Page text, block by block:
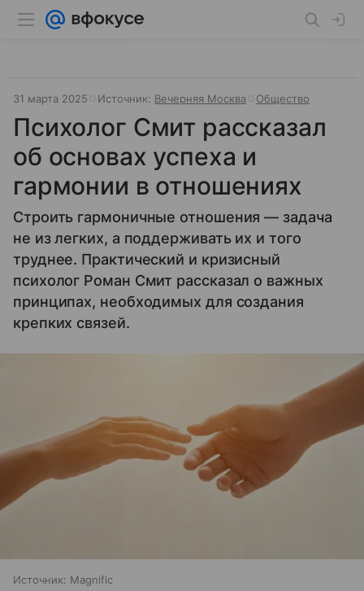
31 марта 2025 Источник: Вечерняя Москва Общество
Психолог Смит рассказал
об основах успеха и
гармонии в отношениях
Строить гармоничные отношения — задача
не из легких, а поддерживать их и того
труднее. Практический и кризисный
психолог Роман Смит рассказал о важных
принципах, необходимых для создания
крепких связей.
Источник: Magnific